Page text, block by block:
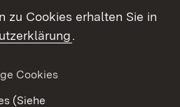
Erklärung zur
zu Cookies erhalten Sie in
.
Cookies
(Siehe